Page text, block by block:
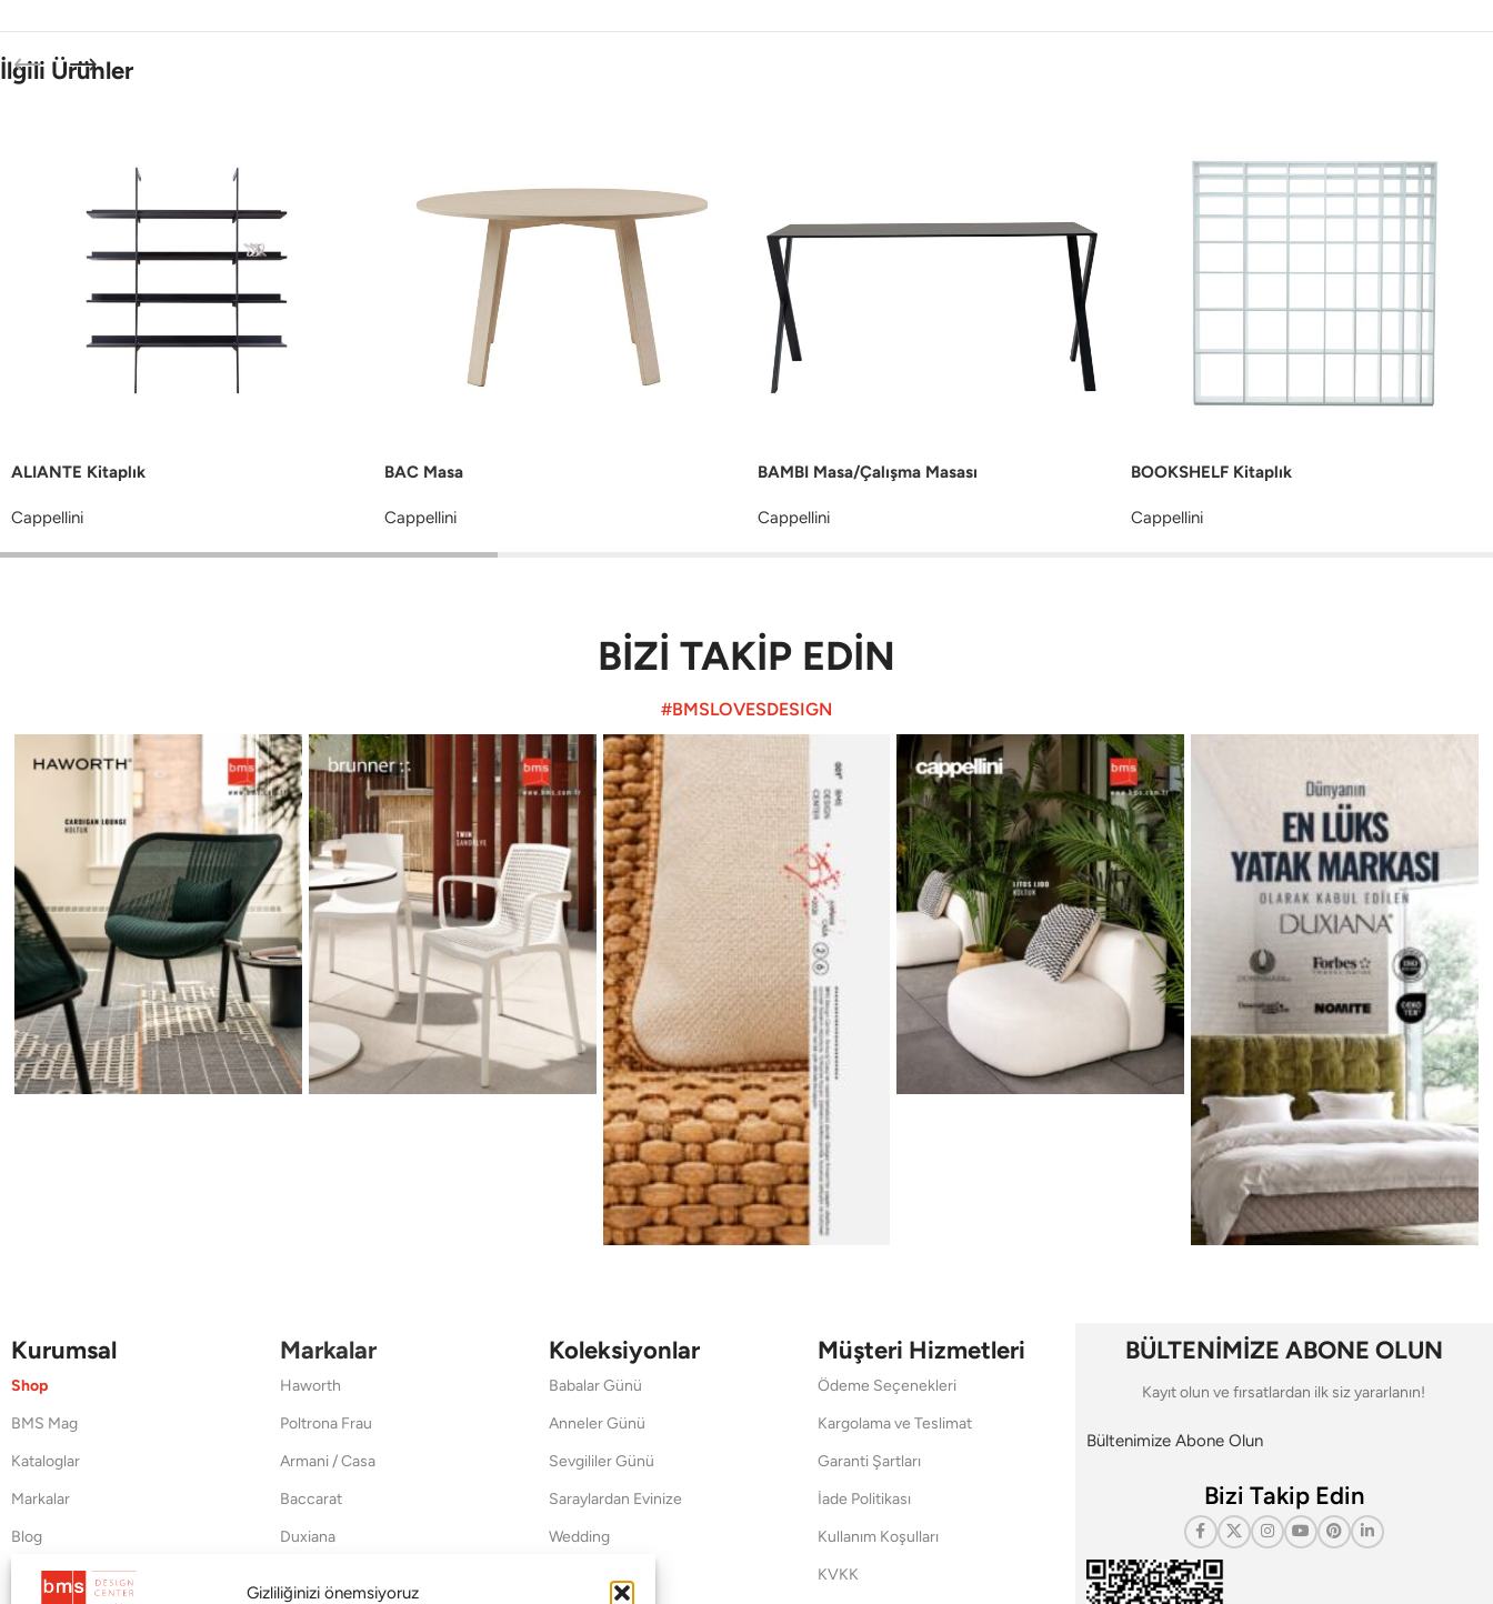
Gizliliğinizi önemsiyoruz
İlgili Ürünler
ALIANTE Kitaplık
Cappellini
BAC Masa
Cappellini
BAMBI Masa/Çalışma Masası
Cappellini
BOOKSHELF Kitaplık
Cappellini
BİZİ TAKİP EDİN
#BMSLOVESDESIGN
Kurumsal
Shop
BMS Mag
Kataloglar
Markalar
Blog
Hakkımızda
Markalar
Haworth
Poltrona Frau
Armani / Casa
Baccarat
Duxiana
Koleksiyonlar
Babalar Günü
Anneler Günü
Sevgililer Günü
Saraylardan Evinize
Wedding
Müşteri Hizmetleri
Ödeme Seçenekleri
Kargolama ve Teslimat
Garanti Şartları
İade Politikası
Kullanım Koşulları
KVKK
BÜLTENİMİZE ABONE OLUN
Kayıt olun ve fırsatlardan ilk siz yararlanın!
Bültenimize Abone Olun
Bizi Takip Edin